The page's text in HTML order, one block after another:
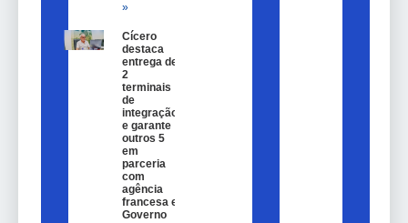
»
Cícero
destaca
entrega de
2
terminais
de
integração
e garante
outros 5
em
parceria
com
agência
francesa e
Governo